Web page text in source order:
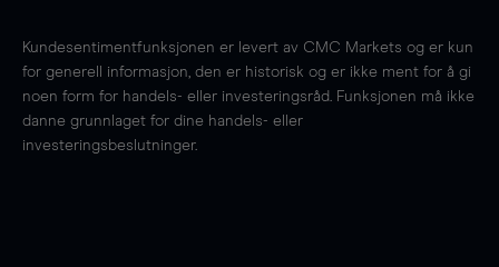
Kundesentimentfunksjonen er levert av CMC Markets og er kun
for generell informasjon, den er historisk og er ikke ment for å gi
noen form for handels- eller investeringsråd. Funksjonen må ikke
danne grunnlaget for dine handels- eller
investeringsbeslutninger.